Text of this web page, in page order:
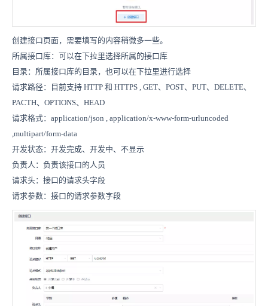
创建接口页面，需要填写的内容稍微多一些。
所属接口库：可以在下拉里选择所属的接口库
目录：所属接口库的目录，也可以在下拉里进行选择
请求路径：目前支持 HTTP 和 HTTPS , GET、POST、PUT、DELETE、
PACTH、OPTIONS、HEAD
请求格式：application/json , application/x-www-form-urluncoded
,multipart/form-data
开发状态：开发完成、开发中、不显示
负责人：负责该接口的人员
请求头：接口的请求头字段
请求参数：接口的请求参数字段